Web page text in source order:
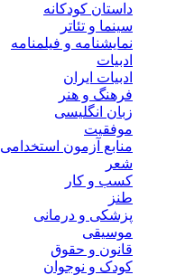
داستان کودکانه
سینما و تئاتر
نمایشنامه و فیلمنامه
ادبیات
ادبیات ایران
فرهنگ و هنر
زبان انگلیسی
موفقیت
منابع آزمون استخدامی
شعر
کسب و کار
طنز
پزشکی و درمانی
موسیقی
قانون و حقوق
کودک و نوجوان